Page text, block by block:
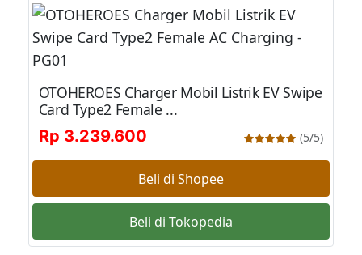
OTOHEROES Charger Mobil Listrik EV Swipe
Card Type2 Female ...
Rp 3.239.600
(5/5)
Beli di Shopee
Beli di Tokopedia